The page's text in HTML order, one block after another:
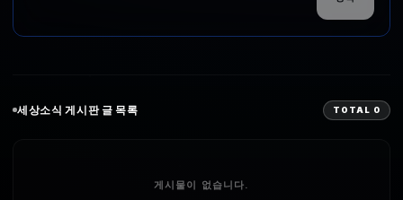
세상소식 게시판 글 목록 TOTAL 0
게시물이 없습니다.